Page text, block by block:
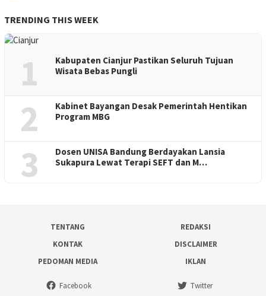
TRENDING THIS WEEK
1
Kabupaten Cianjur Pastikan Seluruh Tujuan
Wisata Bebas Pungli
2
Kabinet Bayangan Desak Pemerintah Hentikan
Program MBG
3
Dosen UNISA Bandung Berdayakan Lansia
Sukapura Lewat Terapi SEFT dan M…
TENTANG
REDAKSI
KONTAK
DISCLAIMER
PEDOMAN MEDIA
IKLAN
Facebook Twitter